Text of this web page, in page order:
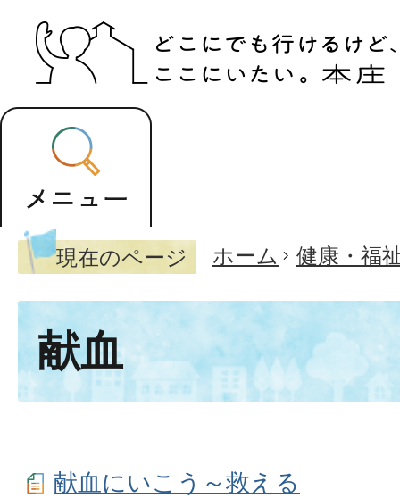
現在のページ ホーム 健康・福
献血
献血にいこう～救える